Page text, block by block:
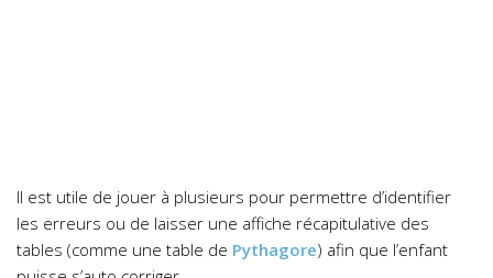
Il est utile de jouer à plusieurs pour permettre d’identifier
les erreurs ou de laisser une affiche récapitulative des
tables (comme une table de Pythagore) afin que l’enfant